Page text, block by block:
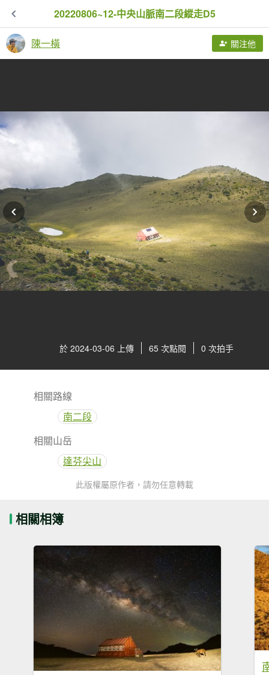
20220806~12-中央山脈南二段縱走D5
陳一橫 關注他
於 2024-03-06 上傳 65 次點閱 0 次拍手
相關路線
南二段
相關山岳
達芬尖山
此版權屬原作者，請勿任意轉載
相關相簿